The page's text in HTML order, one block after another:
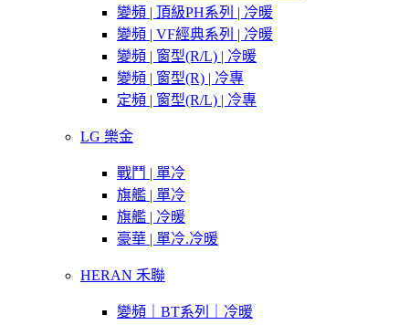
變頻 | 頂級PH系列 | 冷暖
變頻 | VF經典系列 | 冷暖
變頻 | 窗型(R/L) | 冷暖
變頻 | 窗型(R) | 冷專
定頻 | 窗型(R/L) | 冷專
LG 樂金
戰鬥 | 單冷
旗艦 | 單冷
旗艦 | 冷暖
豪華 | 單冷.冷暖
HERAN 禾聯
變頻｜BT系列｜冷暖